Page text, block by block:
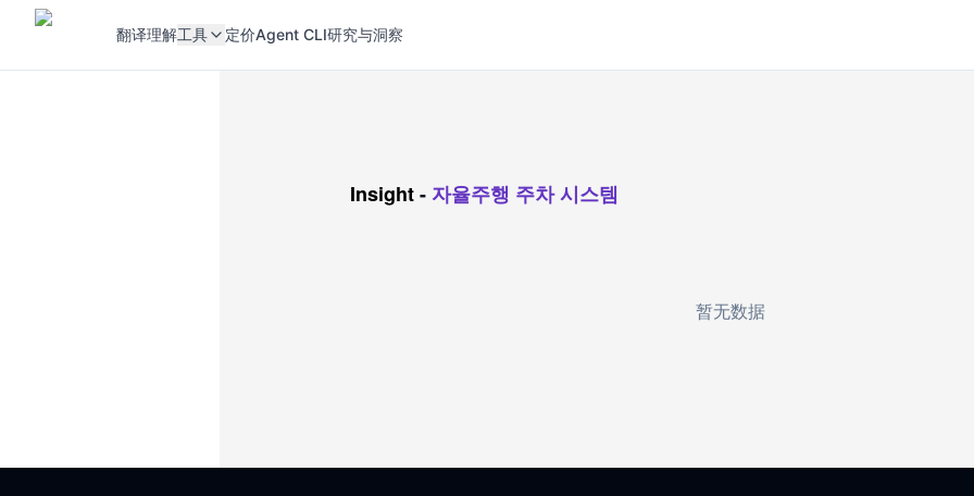
翻译理解工具 定价Agent CLI研究与洞察
Insight- 자율주행 주차 시스템
暂无数据